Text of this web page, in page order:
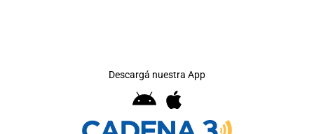
Descargá nuestra App